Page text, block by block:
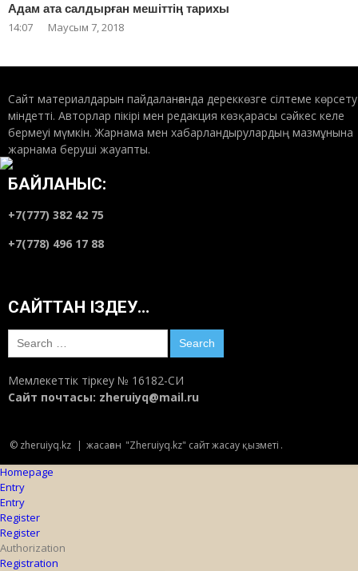
Адам ата салдырған мешіттің тарихы
14:07 Маусым 7, 2018
Сайт материалдарын пайдаланғанда дереккөзге сілтеме көрсету
міндетті. Авторлар пікірі мен редакция көзқарасы сәйкес келе
бермеуі мүмкін. Жарнама мен хабарландырулардың мазмұнына
жарнама беруші жауапты.
БАЙЛАНЫС:
+7(777) 382 42 75
+7(778) 496 17 88
САЙТТАН ІЗДЕУ…
Search
for:
Мемлекеттік тіркеу № 16182-СИ
Сайт почтасы: zheruiyq@mail.ru
© zheruiyq.kz | жасаған "Zheruiyq.kz" сайт жасау қызметі .
Homepage
Entry
Entry
Register
Register
Authorization
Registration